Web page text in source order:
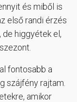
és miből is
első randi érzés
de higgyétek el,
fontosabb a
szájfény rajtam.
amikor